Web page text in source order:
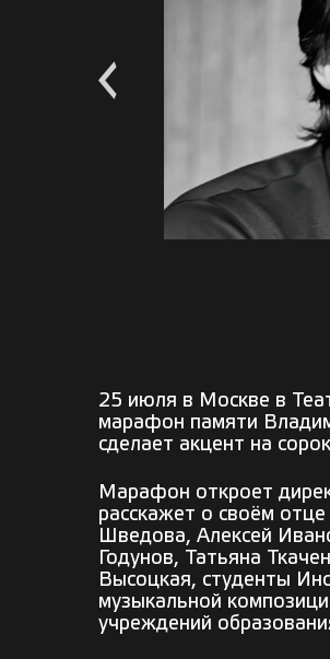
25 июля в Москве в
марафон памяти
сделает акцент на
Марафон откроет
расскажет о своём
Шведова, Алексей
Годунов, Татьяна
Высоцкая, студенты
музыкальной
учреждений